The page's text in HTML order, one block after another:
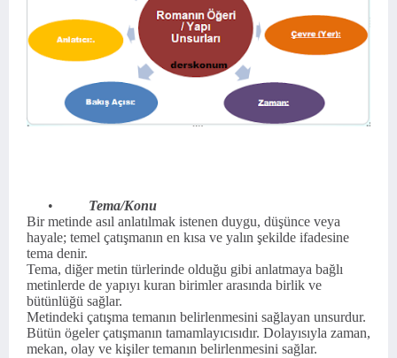
•
Tema/Konu
Bir metinde asıl anlatılmak istenen duygu, düşün­ce veya
hayale; temel çatışmanın en kısa ve ya­lın şekilde ifadesine
tema denir.
Tema, diğer metin türlerinde olduğu gibi anlatma­ya bağlı
metinlerde de yapıyı kuran birimler ara­sında birlik ve
bütünlüğü sağlar.
Metindeki çatışma temanın belirlenmesini sağla­yan unsurdur.
Bütün ögeler çatışmanın tamam­layıcısıdır. Dolayısıyla zaman,
mekan, olay ve kişiler temanın belirlenmesini sağlar.